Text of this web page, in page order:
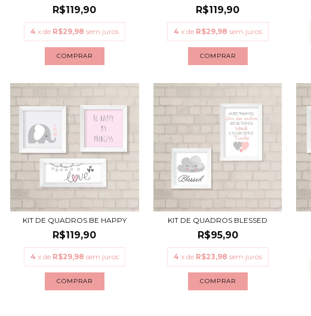
R$119,90
4 x de R$29,98 sem juros
COMPRAR
R$119,90
4 x de R$29,98 sem juros
COMPRAR
KIT DE QUADROS BE HAPPY
R$119,90
4 x de R$29,98 sem juros
COMPRAR
KIT DE QUADROS BLESSED
R$95,90
4 x de R$23,98 sem juros
COMPRAR